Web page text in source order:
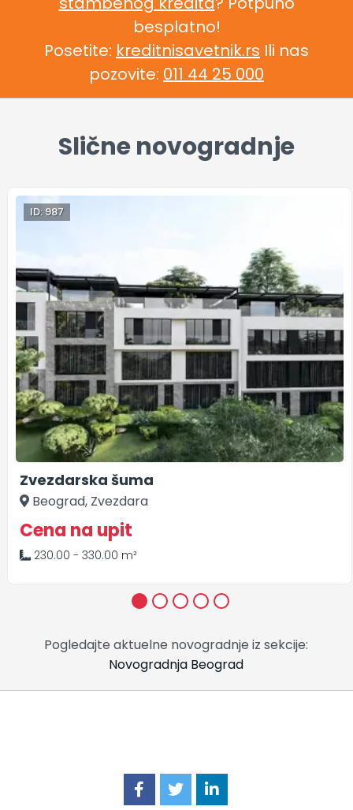
besplatno!
Posetite: kreditnisavetnik.rs Ili nas
pozovite: 011 44 25 000
Slične novogradnje
ID: 987
Zvezdarska šuma
Beograd, Zvezdara
Cena na upit
230.00 - 330.00 m²
2 3 4 5
Pogledajte aktuelne novogradnje iz sekcije:
Novogradnja Beograd